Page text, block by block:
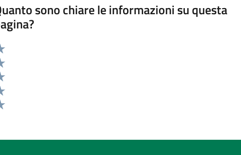
sono chiare le informazioni su questa
5 stelle su 5
4 stelle su 5
3 stelle su 5
2 stelle su 5